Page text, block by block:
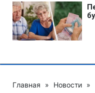
Главная » Новости »